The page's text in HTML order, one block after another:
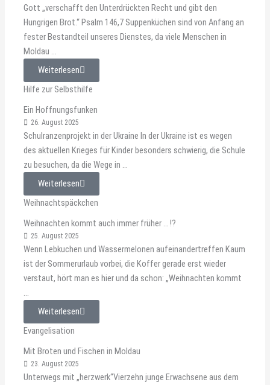
Gott „verschafft den Unterdrückten Recht und gibt den
Hungrigen Brot.“ Psalm 146,7 Suppenküchen sind von Anfang an
fester Bestandteil unseres Dienstes, da viele Menschen in
Moldau ...
Weiterlesen
Hilfe zur Selbsthilfe
Ein Hoffnungsfunken
26. August 2025
Schulranzenprojekt in der Ukraine In der Ukraine ist es wegen
des aktuellen Krieges für Kinder besonders schwierig, die Schule
zu besuchen, da die Wege in ...
Weiterlesen
Weihnachtspäckchen
Weihnachten kommt auch immer früher … !?
25. August 2025
Wenn Lebkuchen und Wassermelonen aufeinandertreffen Kaum
ist der Sommerurlaub vorbei, die Koffer gerade erst wieder
verstaut, hört man es hier und da schon: „Weihnachten kommt
...
Weiterlesen
Evangelisation
Mit Broten und Fischen in Moldau
23. August 2025
Unterwegs mit „herzwerk“Vierzehn junge Erwachsene aus dem